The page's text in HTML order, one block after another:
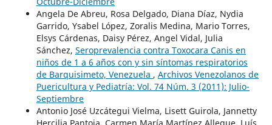
Angela De Abreu, Rosa Delgado, Diana Díaz, Nydia
Garrido, Ysabel López, Zoralis Medina, Mario Torres,
Elsys Cárdenas, Daisy Pérez, Angel Vidal, Julia
Sánchez, Seroprevalencia contra Toxocara Canis en
niños de 1 a 6 años con y sin síntomas respiratorios
de Barquisimeto, Venezuela , Archivos Venezolanos de
Puericultura y Pediatría: Vol. 74 Núm. 3 (2011): Julio-
Septiembre
Antonio José Uzcátegui Vielma, Lisett Guirola, Jannetty